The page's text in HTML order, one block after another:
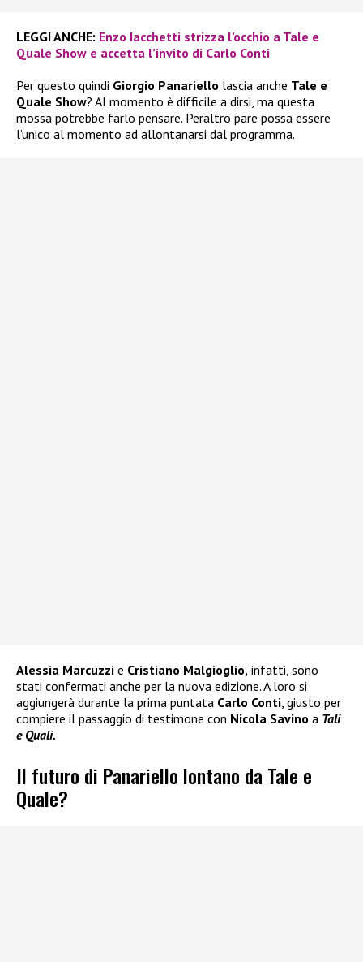
LEGGI ANCHE: Enzo Iacchetti strizza l’occhio a Tale e
Quale Show e accetta l’invito di Carlo Conti
Per questo quindi Giorgio Panariello lascia anche Tale e
Quale Show? Al momento è difficile a dirsi, ma questa
mossa potrebbe farlo pensare. Peraltro pare possa essere
l’unico al momento ad allontanarsi dal programma.
Alessia Marcuzzi e Cristiano Malgioglio, infatti, sono
stati confermati anche per la nuova edizione. A loro si
aggiungerà durante la prima puntata Carlo Conti, giusto per
compiere il passaggio di testimone con Nicola Savino a Tali
e Quali.
Il futuro di Panariello lontano da Tale e
Quale?